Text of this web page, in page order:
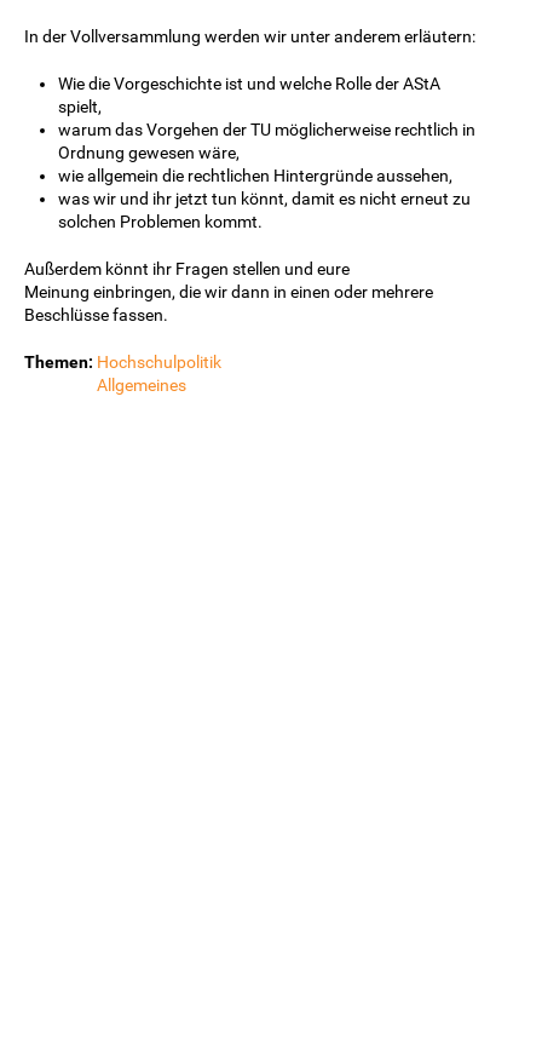
In der Vollversammlung werden wir unter anderem erläutern:
Wie die Vorgeschichte ist und welche Rolle der AStA
spielt,
warum das Vorgehen der TU möglicherweise rechtlich in
Ordnung gewesen wäre,
wie allgemein die rechtlichen Hintergründe aussehen,
was wir und ihr jetzt tun könnt, damit es nicht erneut zu
solchen Problemen kommt.
Außerdem könnt ihr Fragen stellen und eure
Meinung einbringen, die wir dann in einen oder mehrere
Beschlüsse fassen.
Themen: Hochschulpolitik
Allgemeines